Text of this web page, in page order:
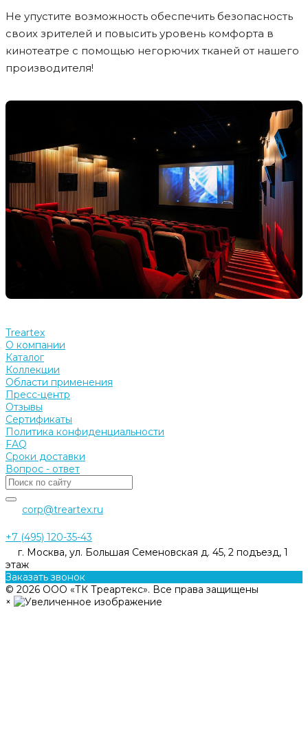
Не упустите возможность обеспечить безопасность
своих зрителей и повысить уровень комфорта в
кинотеатре с помощью негорючих тканей от нашего
производителя!
Treartex
О компании
Каталог
Коллекции
Области применения
Пресс-центр
Отзывы
Сертификаты
Политика конфиденциальности
FAQ
Сроки доставки
Вопрос - ответ
corp@treartex.ru
+7 (495) 120-35-43
г. Москва, ул. Большая Семеновская д. 45, 2 подъезд, 1
этаж
Заказать звонок
© 2026 ООО «ТК Треартекс». Все права защищены
×